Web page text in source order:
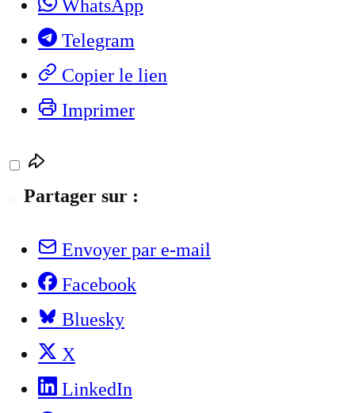
WhatsApp
Telegram
Copier le lien
Imprimer
Partager sur :
Envoyer par e-mail
Facebook
Bluesky
X
LinkedIn